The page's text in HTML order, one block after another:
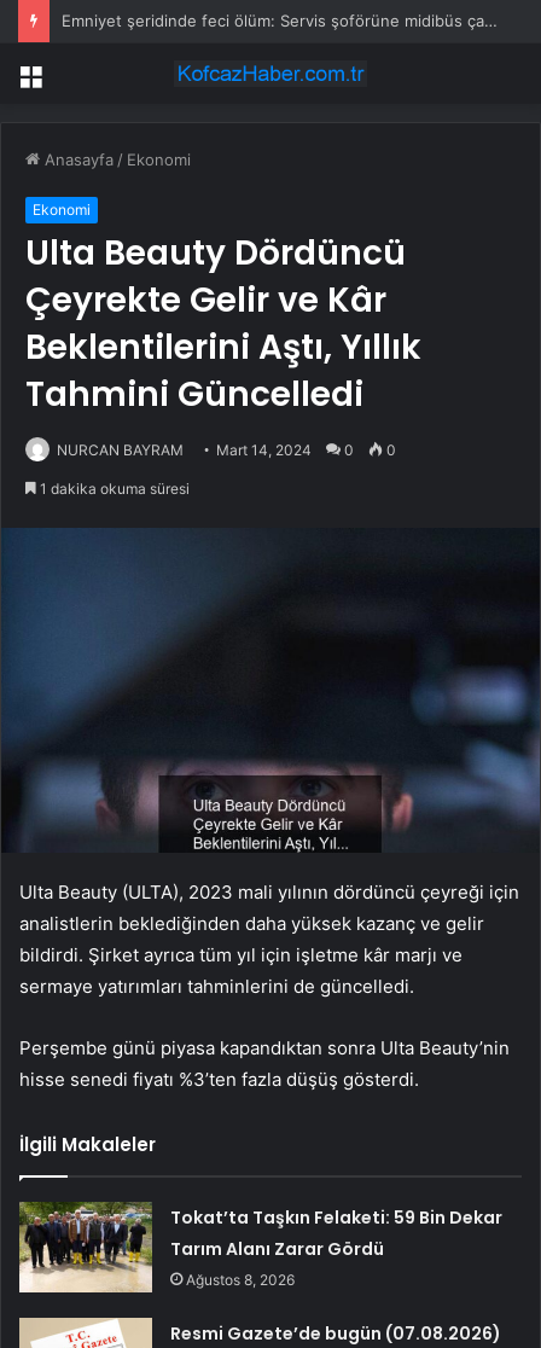
Emniyet şeridinde feci ölüm: Servis şoförüne midibüs çarptı
Menü
Anasayfa / Ekonomi
Ekonomi
Ulta Beauty Dördüncü
Çeyrekte Gelir ve Kâr
Beklentilerini Aştı, Yıllık
Tahmini Güncelledi
NURCAN BAYRAM Mart 14, 2024 0 0
1 dakika okuma süresi
Ulta Beauty (ULTA), 2023 mali yılının dördüncü çeyreği için
analistlerin beklediğinden daha yüksek kazanç ve gelir
bildirdi. Şirket ayrıca tüm yıl için işletme kâr marjı ve
sermaye yatırımları tahminlerini de güncelledi.
Perşembe günü piyasa kapandıktan sonra Ulta Beauty’nin
hisse senedi fiyatı %3’ten fazla düşüş gösterdi.
İlgili Makaleler
Tokat’ta Taşkın Felaketi: 59 Bin Dekar
Tarım Alanı Zarar Gördü
Ağustos 8, 2026
Resmi Gazete’de bugün (07.08.2026)